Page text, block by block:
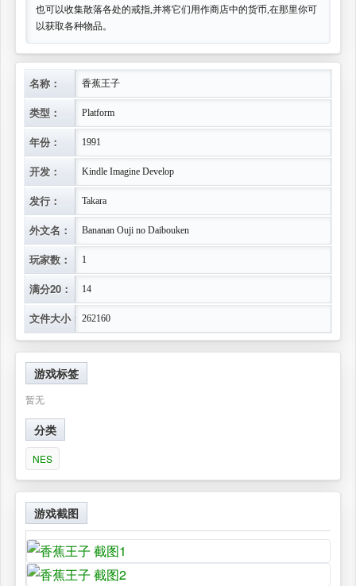
也可以收集散落各处的戒指,并将它们用作商店中的货币,在那里你可
以获取各种物品。
名称： 香蕉王子
类型： Platform
年份： 1991
开发： Kindle Imagine Develop
发行： Takara
外文名： Bananan Ouji no Daibouken
玩家数： 1
满分20： 14
文件大小： 262160
游戏标签
暂无
分类
NES
游戏截图